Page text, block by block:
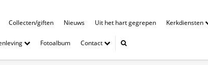
Collecten/giften Nieuws Uit het hart gegrepen Kerkdiensten
Fotoalbum Contact